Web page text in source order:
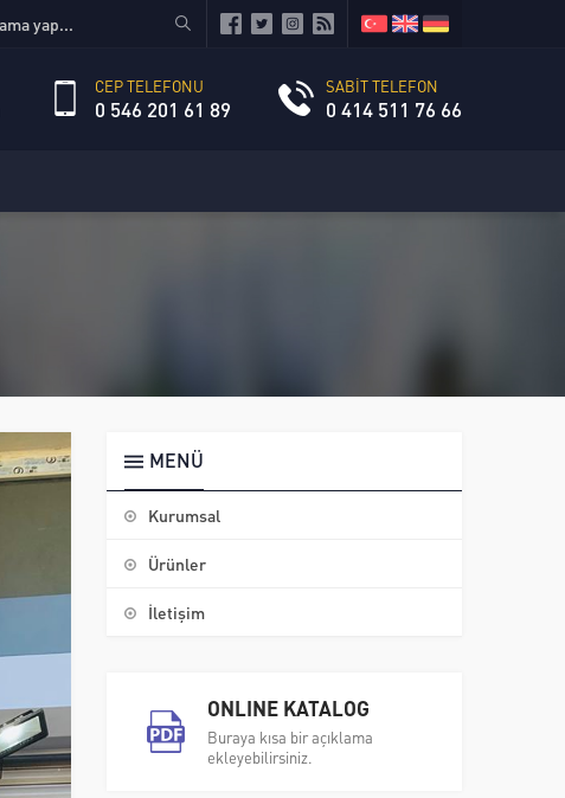
CEP TELEFONU
0 546 201 61 89
SABİT TELEFON
0 414 511 76 66
MENÜ
Kurumsal
Ürünler
İletişim
ONLINE KATALOG
Buraya kısa bir açıklama
ekleyebilirsiniz.